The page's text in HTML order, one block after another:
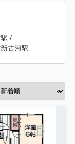
/
新古河駅